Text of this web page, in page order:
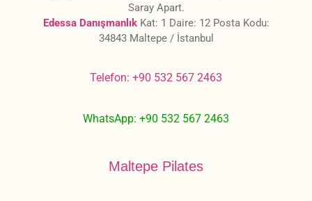
Saray Apart.
Edessa DanışmanlıkKat: 1 Daire: 12 Posta Kodu:
34843 Maltepe / İstanbul
Telefon: +90 532 567 2463
WhatsApp: +90 532 567 2463
Maltepe Pilates